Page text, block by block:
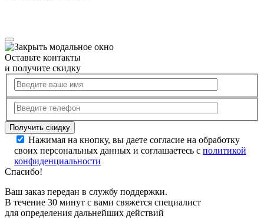
Оставьте контакты
и получите скидку
Нажимая на кнопку, вы даете согласие на обработку
своих персональных данных и соглашаетесь с политикой
конфиденциальности
Спасибо!
Ваш заказ передан в службу поддержки.
В течение 30 минут с вами свяжется специалист
для определения дальнейших действий